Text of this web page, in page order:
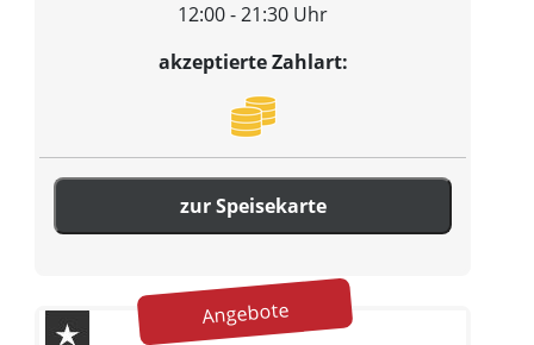
12:00 - 21:30 Uhr
akzeptierte Zahlart:
zur Speisekarte
Angebote